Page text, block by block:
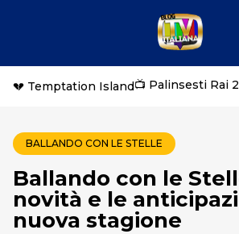
💔 Temptation Island📺 Palinsesti Rai
BALLANDO CON LE STELLE
Ballando con le
novità e le
nuova stagione